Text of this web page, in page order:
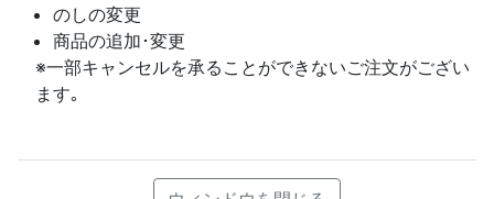
のしの変更
商品の追加･変更
※一部キャンセルを承ることができないご注文がござい
ます｡